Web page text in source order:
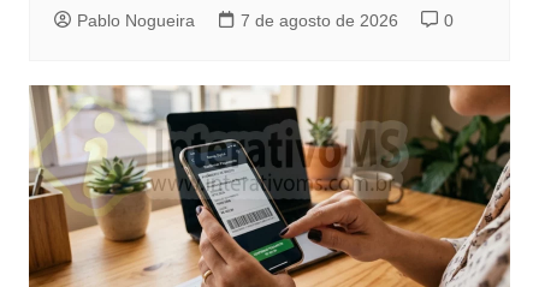
Pablo Nogueira 7 de agosto de 2026 0